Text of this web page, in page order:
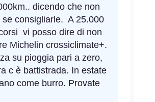
dicendo che non
se consigliarle. A 25.000
vi posso dire di non
Michelin crossiclimate+.
su pioggia pari a zero,
c è battistrada. In estate
come burro. Provate